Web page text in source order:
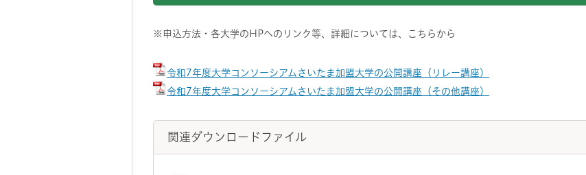
※申込方法・各大学のHPへのリンク等、詳細については、こちらから
令和7年度大学コンソーシアムさいたま加盟大学の公開講座（リレー講座）
令和7年度大学コンソーシアムさいたま加盟大学の公開講座（その他講座）
関連ダウンロードファイル